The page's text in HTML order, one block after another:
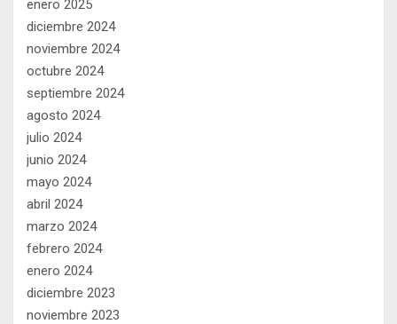
enero 2025
diciembre 2024
noviembre 2024
octubre 2024
septiembre 2024
agosto 2024
julio 2024
junio 2024
mayo 2024
abril 2024
marzo 2024
febrero 2024
enero 2024
diciembre 2023
noviembre 2023